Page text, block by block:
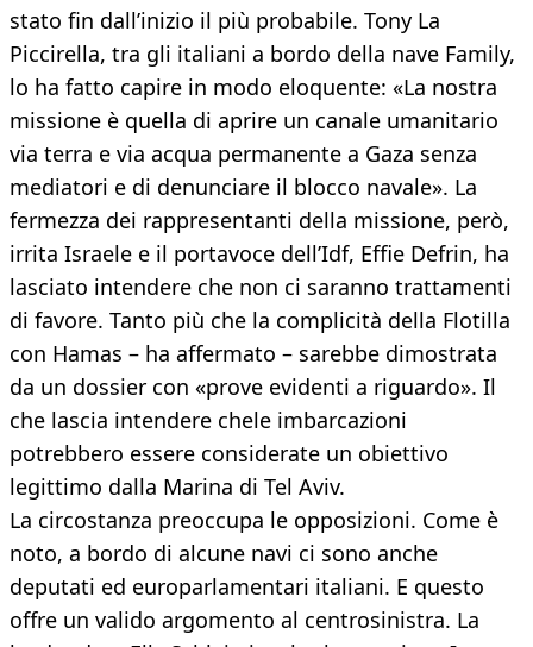
stato fin dall’inizio il più probabile. Tony La
Piccirella, tra gli italiani a bordo della nave Family,
lo ha fatto capire in modo eloquente: «La nostra
missione è quella di aprire un canale umanitario
via terra e via acqua permanente a Gaza senza
mediatori e di denunciare il blocco navale». La
fermezza dei rappresentanti della missione, però,
irrita Israele e il portavoce dell’Idf, Effie Defrin, ha
lasciato intendere che non ci saranno trattamenti
di favore. Tanto più che la complicità della Flotilla
con Hamas – ha affermato – sarebbe dimostrata
da un dossier con «prove evidenti a riguardo». Il
che lascia intendere chele imbarcazioni
potrebbero essere considerate un obiettivo
legittimo dalla Marina di Tel Aviv.
La circostanza preoccupa le opposizioni. Come è
noto, a bordo di alcune navi ci sono anche
deputati ed europarlamentari italiani. E questo
offre un valido argomento al centrosinistra. La